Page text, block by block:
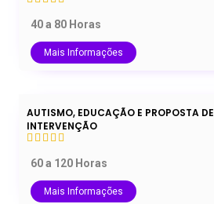
40 a 80 Horas
Mais Informações
AUTISMO, EDUCAÇÃO E PROPOSTA DE
INTERVENÇÃO
60 a 120 Horas
Mais Informações